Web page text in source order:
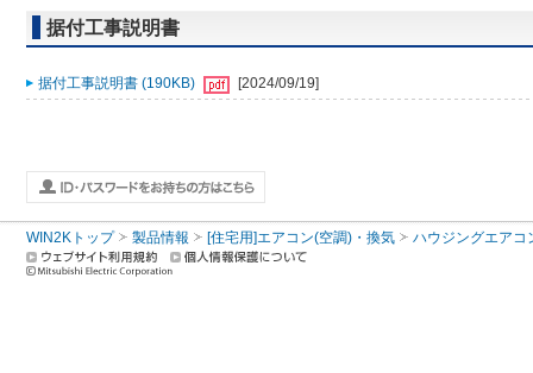
据付工事説明書
据付工事説明書 (190KB) [2024/09/19]
WIN2Kトップ 製品情報 [住宅用]エアコン(空調)・換気 ハウジングエアコ